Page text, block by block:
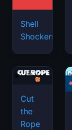
Shell
Shockers
Cut
the
Rope